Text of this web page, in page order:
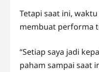
Tetapi saat ini,
membuat performa
“Setiap saya jadi
paham sampai saat